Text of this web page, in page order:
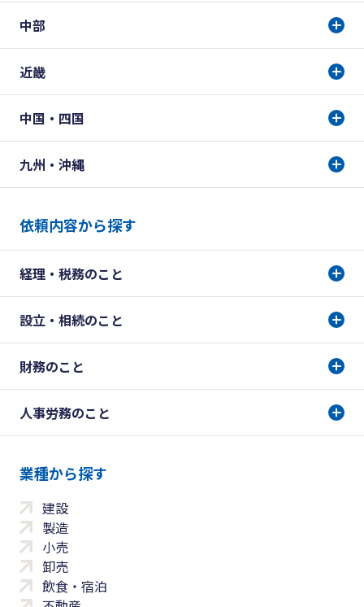
中部
近畿
中国・四国
九州・沖縄
依頼内容から探す
経理・税務のこと
設立・相続のこと
財務のこと
人事労務のこと
業種から探す
建設
製造
小売
卸売
飲食・宿泊